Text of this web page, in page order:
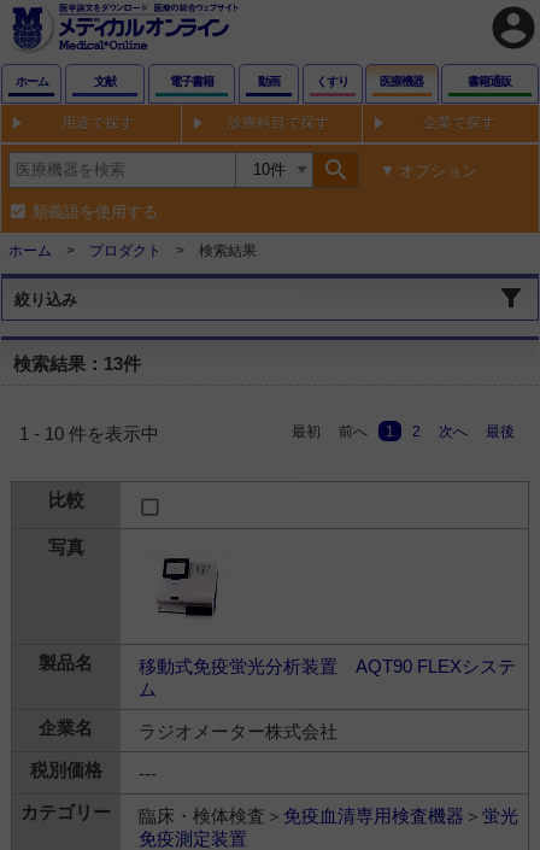
account_circle
ホーム 文献 電子書籍 動画 くすり 医療機器 書籍通販
用途で探す 診療科目で探す 企業で探す
search オプション
類義語を使用する
ホーム プロダクト 検索結果
絞り込み
検索結果：13件
1 - 10 件を表示中 最初 前へ 1 2 次へ 最後
移動式免疫蛍光分析装置 AQT90 FLEXシステ
ム
ラジオメーター株式会社
---
臨床・検体検査＞ 免疫血清専用検査機器 ＞ 蛍光
免疫測定装置